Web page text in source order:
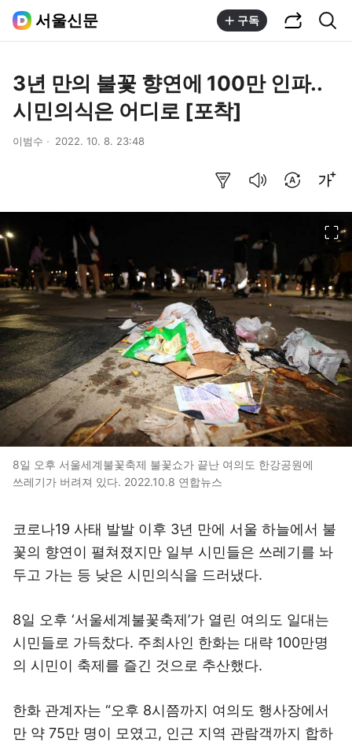
서울신문 구독
3년 만의 불꽃 향연에 100만 인파..
시민의식은 어디로 [포착]
이범수 2022. 10. 8. 23:48
8일 오후 서울세계불꽃축제 불꽃쇼가 끝난 여의도 한강공원에
쓰레기가 버려져 있다. 2022.10.8 연합뉴스
코로나19 사태 발발 이후 3년 만에 서울 하늘에서 불
꽃의 향연이 펼쳐졌지만 일부 시민들은 쓰레기를 놔
두고 가는 등 낮은 시민의식을 드러냈다.
8일 오후 ‘서울세계불꽃축제’가 열린 여의도 일대는
시민들로 가득찼다. 주최사인 한화는 대략 100만명
의 시민이 축제를 즐긴 것으로 추산했다.
한화 관계자는 “오후 8시쯤까지 여의도 행사장에서
만 약 75만 명이 모였고, 인근 지역 관람객까지 합하